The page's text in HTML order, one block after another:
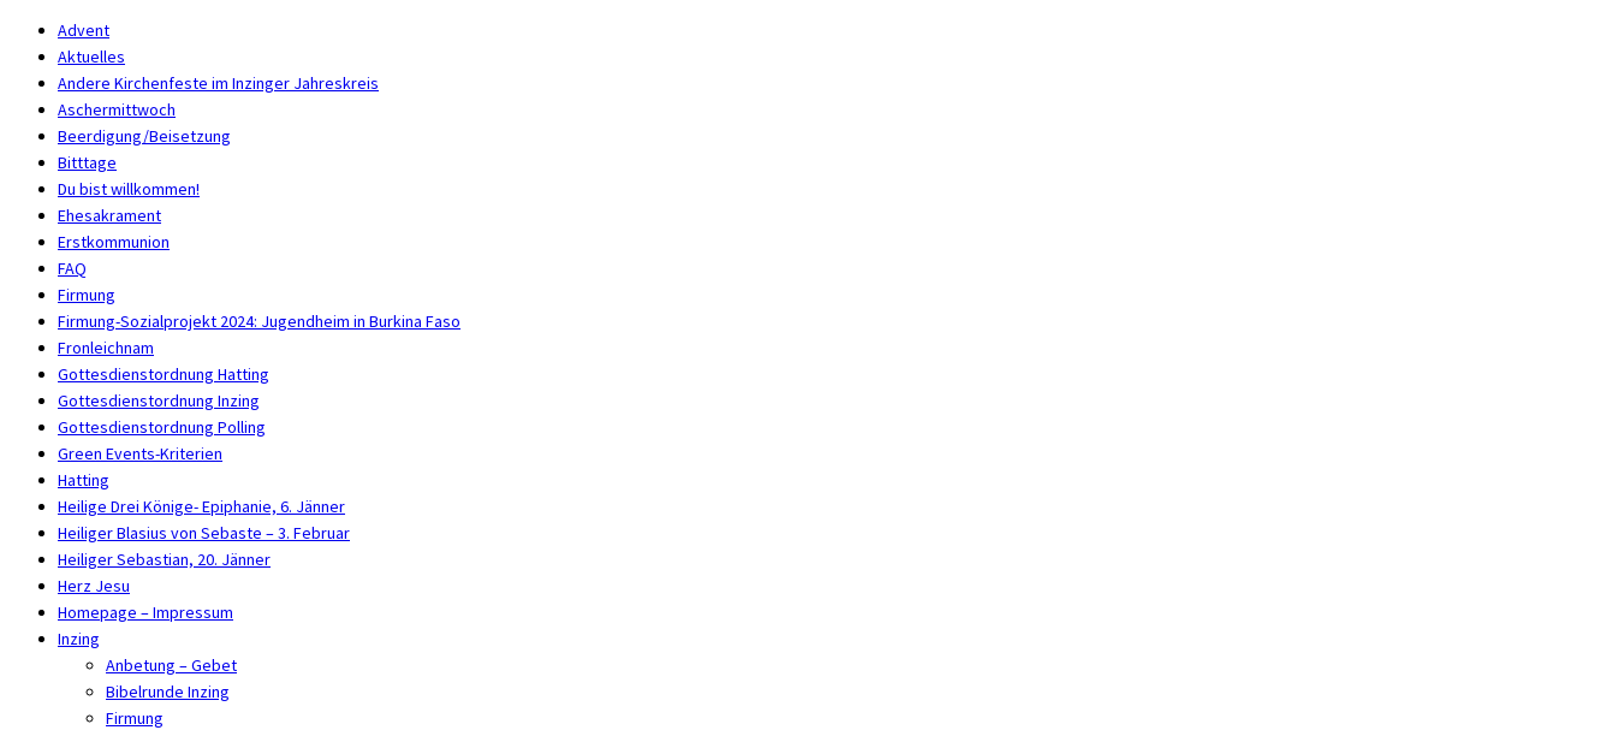
Advent
Aktuelles
Andere Kirchenfeste im Inzinger Jahreskreis
Aschermittwoch
Beerdigung/Beisetzung
Bitttage
Du bist willkommen!
Ehesakrament
Erstkommunion
FAQ
Firmung
Firmung-Sozialprojekt 2024: Jugendheim in Burkina Faso
Fronleichnam
Gottesdienstordnung Hatting
Gottesdienstordnung Inzing
Gottesdienstordnung Polling
Green Events-Kriterien
Hatting
Heilige Drei Könige- Epiphanie, 6. Jänner
Heiliger Blasius von Sebaste – 3. Februar
Heiliger Sebastian, 20. Jänner
Herz Jesu
Homepage – Impressum
Inzing
Anbetung – Gebet
Bibelrunde Inzing
Firmung